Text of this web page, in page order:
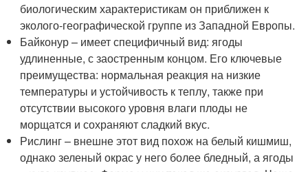
биологическим характеристикам он приближен к
эколого-географической группе из Западной Европы.
Байконур – имеет специфичный вид: ягоды
удлиненные, с заостренным концом. Его ключевые
преимущества: нормальная реакция на низкие
температуры и устойчивость к теплу, также при
отсутствии высокого уровня влаги плоды не
морщатся и сохраняют сладкий вкус.
Рислинг – внешне этот вид похож на белый кишмиш,
однако зеленый окрас у него более бледный, а ягоды